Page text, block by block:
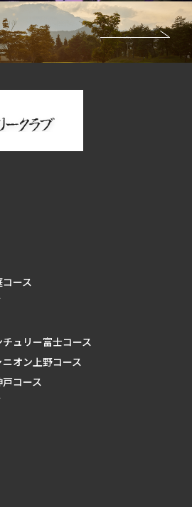
ース
ュリー富士コース
オン上野コース
コース